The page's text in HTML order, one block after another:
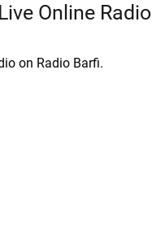
Online Radio
on Radio Barfi.